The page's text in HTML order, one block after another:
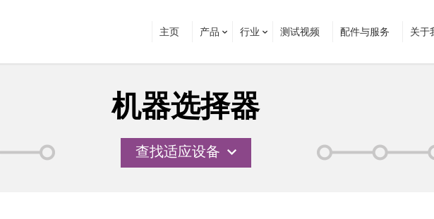
主页 产品 行业 测试视频 配件与服务 关于
机器选择器
查找适应设备